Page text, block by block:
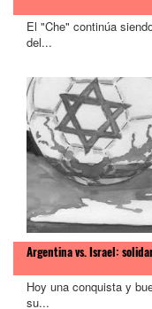
El "Che" continúa
del...
Argentina vs. Israel:
Hoy una conquista y
su...